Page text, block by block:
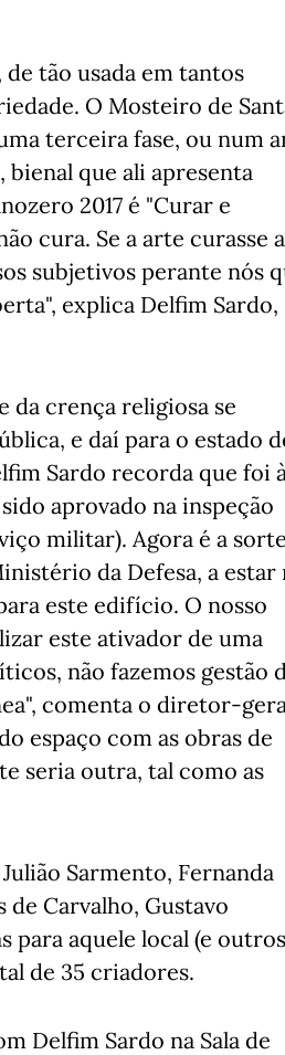
tão usada em tantos
O Mosteiro de
terceira fase, ou num
bienal que ali apresenta
2017 é "Curar e
cura. Se a arte curasse a
subjetivos perante nós
explica Delfim Sardo,
da crença religiosa se
e daí para o estado
Sardo recorda que foi
aprovado na inspeção
militar). Agora é a sorte
da Defesa, a estar
este edifício. O nosso
este ativador de uma
não fazemos gestão
comenta o diretor-
espaço com as obras de
seria outra, tal como as
Sarmento, Fernanda
de Carvalho, Gustavo
para aquele local (e outros
de 35 criadores.
Delfim Sardo na Sala de